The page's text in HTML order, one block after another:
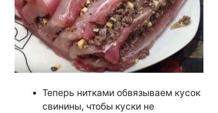
Теперь нитками обвязываем кусок
свинины, чтобы куски не